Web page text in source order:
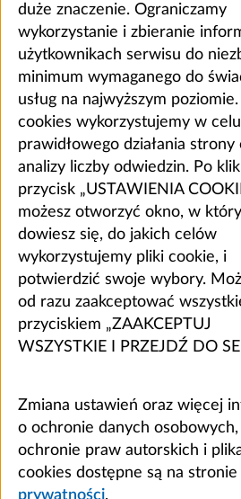
duże znaczenie. Ograniczamy
wykorzystanie i zbieranie
użytkownikach serwisu do
minimum wymaganego do
usług na najwyższym
cookies wykorzystujemy w celu
prawidłowego działania strony
analizy liczby odwiedzin. Po
przycisk „USTAWIENIA
możesz otworzyć okno, w
dowiesz się, do jakich celów
wykorzystujemy pliki cookie, i
potwierdzić swoje wybory.
od razu zaakceptować
przyciskiem „ZAAKCEPTUJ
WSZYSTKIE I PRZEJDŹ DO
Zmiana ustawień oraz więcej
o ochronie danych osobowych,
ochronie praw autorskich i
cookies dostępne są na stronie
prywatności.